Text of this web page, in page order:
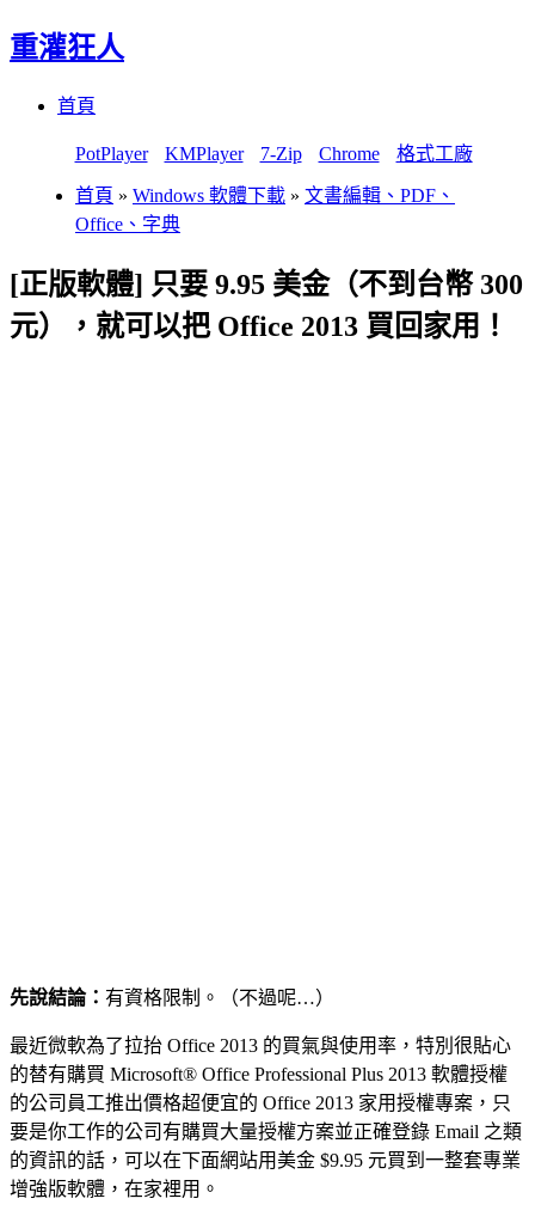
重灌狂人
首頁
PotPlayer KMPlayer 7-Zip Chrome 格式工廠
首頁 » Windows 軟體下載 » 文書編輯、PDF、
Office、字典
[正版軟體] 只要 9.95 美金（不到台幣 300
元），就可以把 Office 2013 買回家用！
先說結論： 有資格限制。（不過呢…）
最近微軟為了拉抬 Office 2013 的買氣與使用率，特別很貼心
的替有購買 Microsoft® Office Professional Plus 2013 軟體授權
的公司員工推出價格超便宜的 Office 2013 家用授權專案，只
要是你工作的公司有購買大量授權方案並正確登錄 Email 之類
的資訊的話，可以在下面網站用美金 $9.95 元買到一整套專業
增強版軟體，在家裡用。